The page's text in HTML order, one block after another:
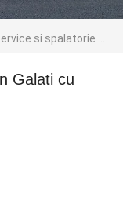
si spalatorie auto